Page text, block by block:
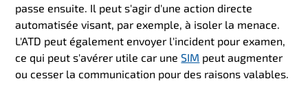
passe ensuite. Il peut s'agir d'une action directe
automatisée visant, par exemple, à isoler la menace.
L'ATD peut également envoyer l'incident pour examen,
ce qui peut s'avérer utile car uneSIM peut augmenter
ou cesser la communication pour des raisons valables.